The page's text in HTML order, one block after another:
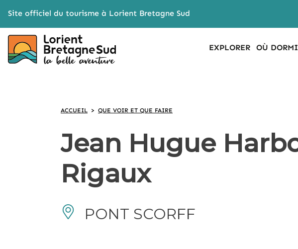
Site officiel du tourisme à Lorient Bretagne Sud
EXPLORER OÙ
ACCUEIL > QUE VOIR ET QUE FAIRE
Jean Hugue
Rigaux
PONT SCORFF